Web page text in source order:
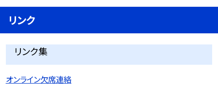
リンク
リンク集
オンライン欠席連絡